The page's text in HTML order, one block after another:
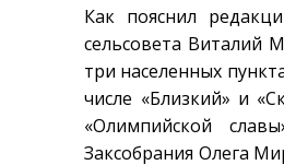
Как пояснил
сельсовета Виталий
три населенных
числе «Близкий» и
«Олимпийской
Заксобрания Олега